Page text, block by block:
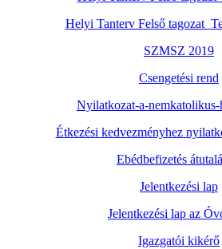
Helyi Tanterv Felső
SZMSZ 2019
Csengetési rend
Nyilatkozat-a-
Étkezési kedvezményhez
Ebédbefizetés
Jelentkezési lap
Jelentkezési lap az
Igazgatói kikérő